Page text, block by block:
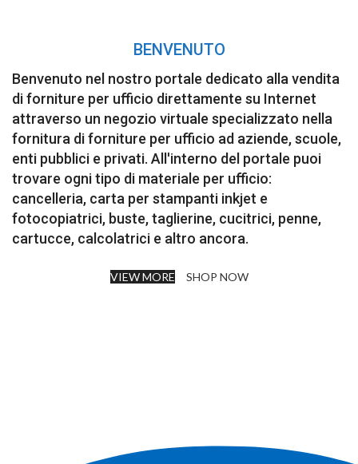
BENVENUTO
Benvenuto nel nostro portale dedicato allavendita
diforniture per ufficio direttamente su Internet
attraverso un negozio virtuale specializzato nella
fornitura diforniture per ufficio ad aziende,scuole,
enti pubblici e privati. All'interno del portale puoi
trovare ognitipo di materiale per ufficio:
cancelleria, carta per stampanti inkjet e
fotocopiatrici, buste,taglierine, cucitrici, penne,
cartucce, calcolatrici e altro ancora.
VIEW MORE SHOP NOW